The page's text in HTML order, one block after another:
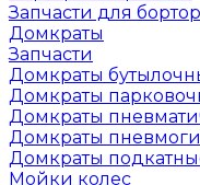
Запчасти для
Домкраты
Запчасти
Домкраты
Домкраты
Домкраты
Домкраты
Домкраты
Мойки колес